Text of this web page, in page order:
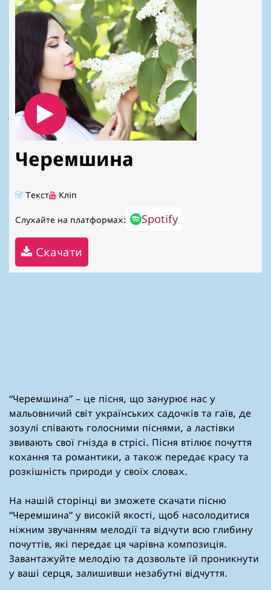
Черемшина
Текст Кліп
Слухайте на платформах: Spotify
Скачати
“Черемшина” – це пісня, що занурює нас у
мальовничий світ українських садочків та гаїв, де
зозулі співають голосними піснями, а ластівки
звивають свої гнізда в стрісі. Пісня втілює почуття
кохання та романтики, а також передає красу та
розкішність природи у своїх словах.
На нашій сторінці ви зможете скачати пісню
“Черемшина” у високій якості, щоб насолодитися
ніжним звучанням мелодії та відчути всю глибину
почуттів, які передає ця чарівна композиція.
Завантажуйте мелодію та дозвольте їй проникнути
у ваші серця, залишивши незабутні відчуття.